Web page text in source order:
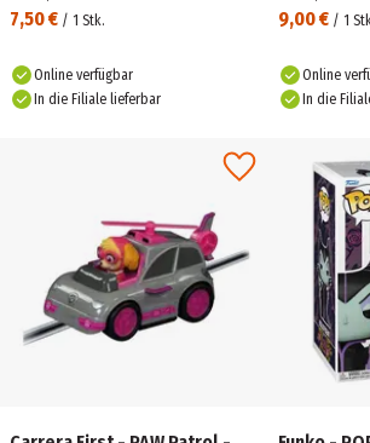
7,50 € / 1 Stk.
Online verfügbar
In die Filiale lieferbar
9,00 € / 1
Online
In die